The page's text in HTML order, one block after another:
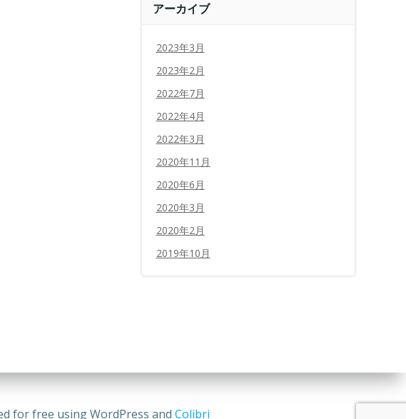
アーカイブ
2023年3月
2023年2月
2022年7月
2022年4月
2022年3月
2020年11月
2020年6月
2020年3月
2020年2月
2019年10月
for free using WordPress and Colibri